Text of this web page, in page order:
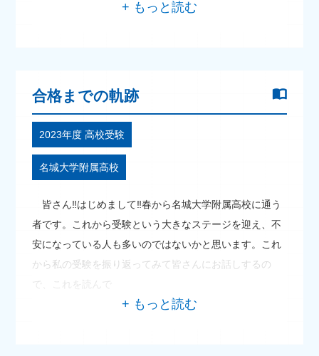
合格までの軌跡
2023年度 高校受験
名城大学附属高校
皆さん‼はじめまして‼春から名城大学附属高校に通う
者です。これから受験という大きなステージを迎え、不
安になっている人も多いのではないかと思います。これ
から私の受験を振り返ってみて皆さんにお話しするの
で、これを読んで